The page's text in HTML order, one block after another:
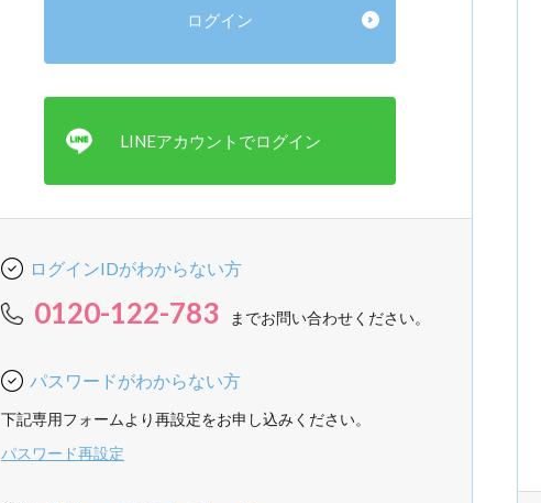
ログインIDがわからない方
0120-122-783 までお問い合わせください。
パスワードがわからない方
下記専用フォームより再設定をお申し込みください。
パスワード再設定